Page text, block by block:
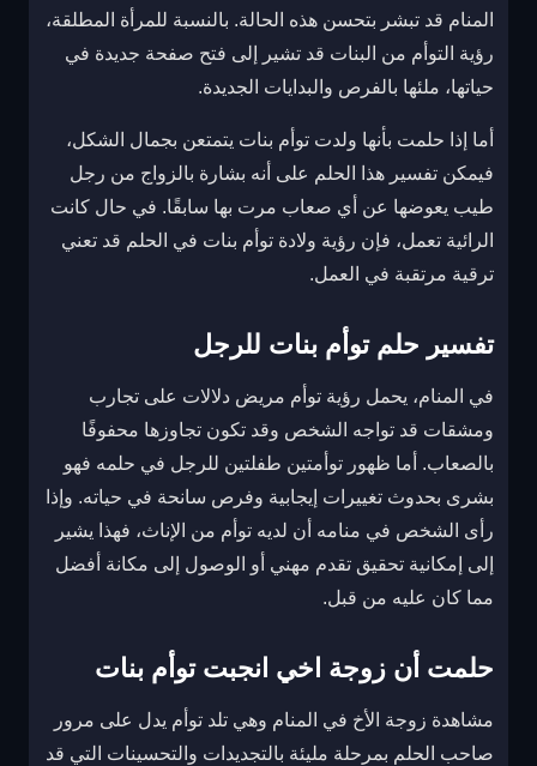
المنام قد تبشر بتحسن هذه الحالة. بالنسبة للمرأة المطلقة،
رؤية التوأم من البنات قد تشير إلى فتح صفحة جديدة في
حياتها، ملئها بالفرص والبدايات الجديدة.
أما إذا حلمت بأنها ولدت توأم بنات يتمتعن بجمال الشكل،
فيمكن تفسير هذا الحلم على أنه بشارة بالزواج من رجل
طيب يعوضها عن أي صعاب مرت بها سابقًا. في حال كانت
الرائية تعمل، فإن رؤية ولادة توأم بنات في الحلم قد تعني
ترقية مرتقبة في العمل.
تفسير حلم توأم بنات للرجل
في المنام، يحمل رؤية توأم مريض دلالات على تجارب
ومشقات قد تواجه الشخص وقد تكون تجاوزها محفوفًا
بالصعاب. أما ظهور توأمتين طفلتين للرجل في حلمه فهو
بشرى بحدوث تغييرات إيجابية وفرص سانحة في حياته. وإذا
رأى الشخص في منامه أن لديه توأم من الإناث، فهذا يشير
إلى إمكانية تحقيق تقدم مهني أو الوصول إلى مكانة أفضل
مما كان عليه من قبل.
حلمت أن زوجة اخي انجبت توأم بنات
مشاهدة زوجة الأخ في المنام وهي تلد توأم يدل على مرور
صاحب الحلم بمرحلة مليئة بالتجديدات والتحسينات التي قد